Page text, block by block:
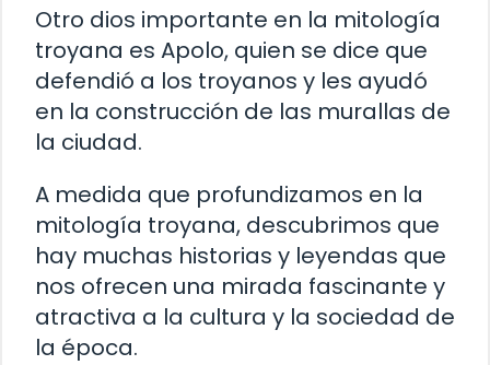
Otro dios importante en la mitología
troyana es Apolo, quien se dice que
defendió a los troyanos y les ayudó
en la construcción de las murallas de
la ciudad.
A medida que profundizamos en la
mitología troyana, descubrimos que
hay muchas historias y leyendas que
nos ofrecen una mirada fascinante y
atractiva a la cultura y la sociedad de
la época.